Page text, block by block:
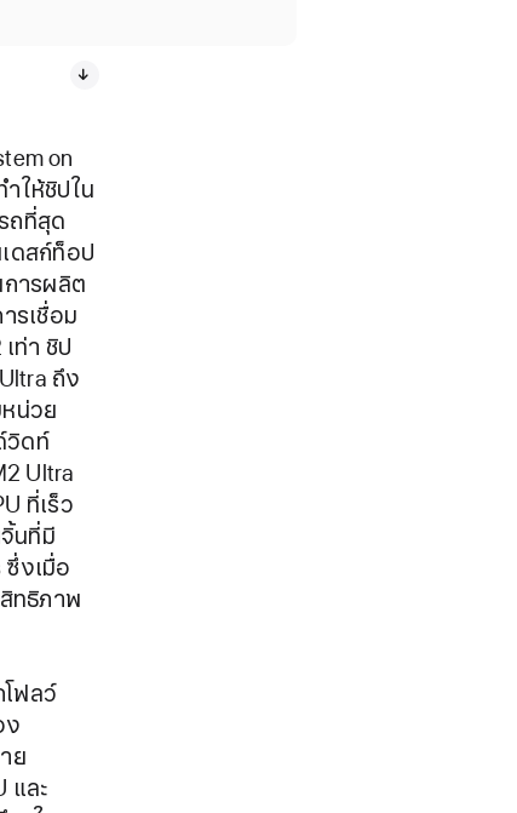
on
ให้ชิปใน
ถที่สุด
ดสก์ท็อป
การผลิต
รเชื่อม
ท่า ชิป
ถึง
น่วย
วิดท์
Ultra
ที่เร็ว
นที่มี
งเมื่อ
ทธิภาพ
ฟลว์
ง
ย
และ